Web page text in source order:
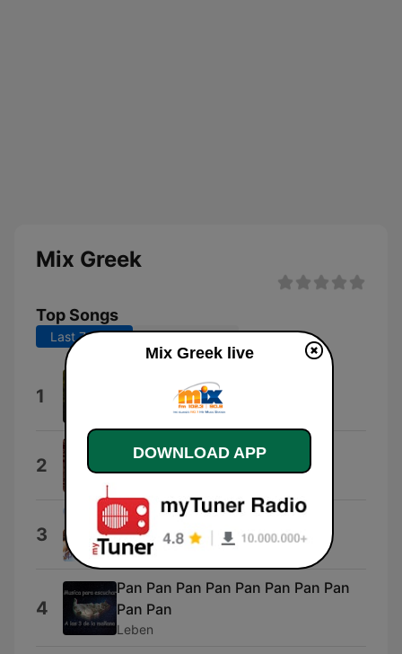
Mix Greek
Top Songs
Last 7 days Last 30 days
1 Μελισσεσ
2 Με Κοιτας Με Κοιτας
Angjel Pro
3 Να Σε Βρω
Φωτεινή Αυγερινού
4
Pan Pan Pan Pan Pan Pan Pan Pan
Pan Pan
Leben
Mix Greek live
DOWNLOAD APP